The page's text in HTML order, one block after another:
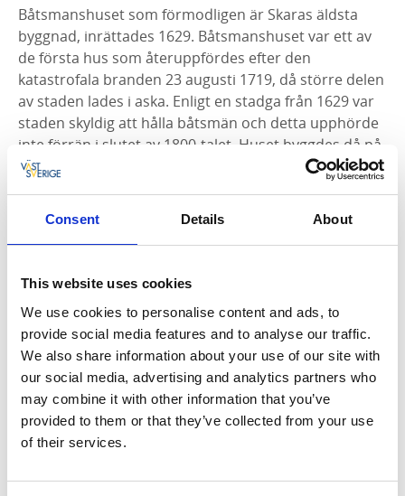
Consent Details About
This website uses cookies
We use cookies to personalise content and ads, to
provide social media features and to analyse our traffic.
We also share information about your use of our site with
our social media, advertising and analytics partners who
may combine it with other information that you’ve
provided to them or that they’ve collected from your use
of their services.
Båtsmanshuset som förmodligen är Skaras äldsta
byggnad, inrättades 1629. Båtsmanshuset var ett av
de första hus som återuppfördes efter den
katastrofala branden 23 augusti 1719, då större delen
av staden lades i aska. Enligt en stadga från 1629 var
staden skyldig att hålla båtsmän och detta upphörde
inte förrän i slutet av 1800-talet. Huset byggdes då på
med en våning och fick tegeltak. Vid den tiden bodde
den tiden fanns där en tapetserarverkstad och ett
9. Skoltorget
Två gamla skolhus har stått på torget. Läs mer på
informationsskylten.
10. Skaraborgs slott
En miniatyrmodell visar hur slottet såg ut när det
uppfördes 1585, ovanpå resterna från
talet. På andra sidan järnvägen finns också vallgravar